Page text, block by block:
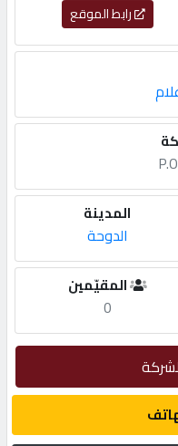
رابط الموقع
المدينة
الدوحة
المقيّمين
0